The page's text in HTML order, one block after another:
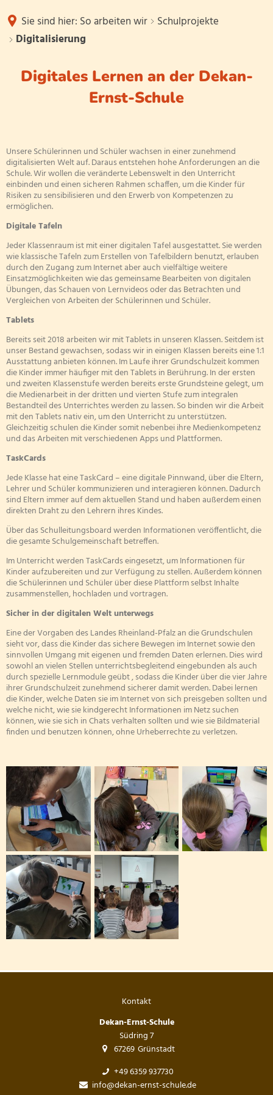
Das sind wir
Schulleitung
Kollegium
Hausmeister
Schulsozialarbeit
Soziale Gruppenarbeit
Schulelternbeirat
So arbeiten wir
Betreuende Grundschule
Schwerpunktschule
Schulprojekte
Antolin
Schülerrat
Übergang
Informationen
Termine
Mittagessen
Miteinanderregeln
Sie sind hier: So arbeiten wir
Schulprojekte
Digitalisierung
Digitalisierung
Digitales Lernen an der Dekan-
Ernst-Schule
Unsere Schülerinnen und Schüler wachsen in einer zunehmend
digitalisierten Welt auf. Daraus entstehen hohe Anforderungen an die
Schule. Wir wollen die veränderte Lebenswelt in den Unterricht
einbinden und einen sicheren Rahmen schaffen, um die Kinder für
Risiken zu sensibilisieren und den Erwerb von Kompetenzen zu
ermöglichen.
Digitale Tafeln
Jeder Klassenraum ist mit einer digitalen Tafel ausgestattet. Sie werden
wie klassische Tafeln zum Erstellen von Tafelbildern benutzt, erlauben
durch den Zugang zum Internet aber auch vielfältige weitere
Einsatzmöglichkeiten wie das gemeinsame Bearbeiten von digitalen
Übungen, das Schauen von Lernvideos oder das Betrachten und
Vergleichen von Arbeiten der Schülerinnen und Schüler.
Tablets
Bereits seit 2018 arbeiten wir mit Tablets in unseren Klassen. Seitdem ist
unser Bestand gewachsen, sodass wir in einigen Klassen bereits eine 1:1
Ausstattung anbieten können. Im Laufe ihrer Grundschulzeit kommen
die Kinder immer häufiger mit den Tablets in Berührung. In der ersten
und zweiten Klassenstufe werden bereits erste Grundsteine gelegt, um
die Medienarbeit in der dritten und vierten Stufe zum integralen
Bestandteil des Unterrichtes werden zu lassen. So binden wir die Arbeit
mit den Tablets nativ ein, um den Unterricht zu unterstützen.
Gleichzeitig schulen die Kinder somit nebenbei ihre Medienkompetenz
und das Arbeiten mit verschiedenen Apps und Plattformen.
TaskCards
Jede Klasse hat eine TaskCard – eine digitale Pinnwand, über die Eltern,
Lehrer und Schüler kommunizieren und interagieren können. Dadurch
sind Eltern immer auf dem aktuellen Stand und haben außerdem einen
direkten Draht zu den Lehrern ihres Kindes.
Über das Schulleitungsboard werden Informationen veröffentlicht, die
die gesamte Schulgemeinschaft betreffen.
Im Unterricht werden TaskCards eingesetzt, um Informationen für
Kinder aufzubereiten und zur Verfügung zu stellen. Außerdem können
die Schülerinnen und Schüler über diese Plattform selbst Inhalte
zusammenstellen, hochladen und vortragen.
Sicher in der digitalen Welt unterwegs
Eine der Vorgaben des Landes Rheinland-Pfalz an die Grundschulen
sieht vor, dass die Kinder das sichere Bewegen im Internet sowie den
sinnvollen Umgang mit eigenen und fremden Daten erlernen. Dies wird
sowohl an vielen Stellen unterrichtsbegleitend eingebunden als auch
durch spezielle Lernmodule geübt , sodass die Kinder über die vier Jahre
ihrer Grundschulzeit zunehmend sicherer damit werden. Dabei lernen
die Kinder, welche Daten sie im Internet von sich preisgeben sollten und
welche nicht, wie sie kindgerecht Informationen im Netz suchen
können, wie sie sich in Chats verhalten sollten und wie sie Bildmaterial
finden und benutzen können, ohne Urheberrechte zu verletzen.
Kontakt
Dekan-Ernst-Schule
Südring 7
67269 Grünstadt
+49 6359 937730
info@dekan-ernst-schule.de